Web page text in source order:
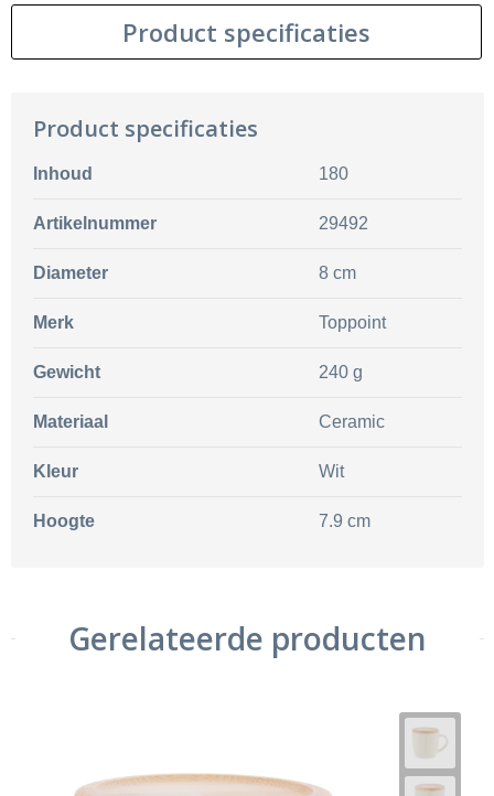
Product specificaties
Product specificaties
Inhoud 180
Artikelnummer 29492
Diameter 8 cm
Merk Toppoint
Gewicht 240 g
Materiaal Ceramic
Kleur Wit
Hoogte 7.9 cm
Gerelateerde producten